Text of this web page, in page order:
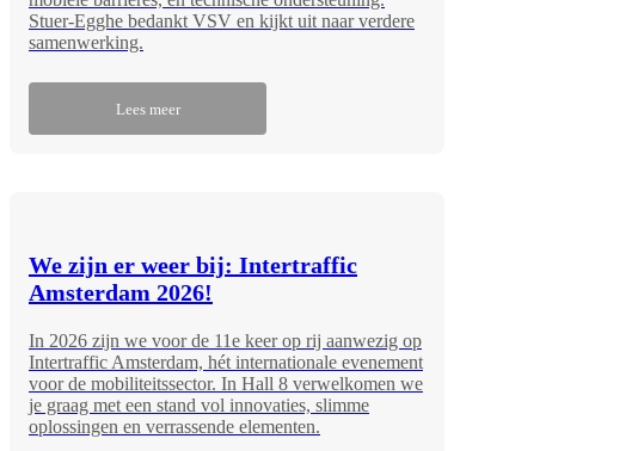
Stuer-Egghe bedankt VSV en kijkt uit naar verdere
samenwerking.
Lees meer
We zijn er weer bij: Intertraffic
Amsterdam 2026!
In 2026 zijn we voor de 11e keer op rij aanwezig op
Intertraffic Amsterdam, hét internationale evenement
voor de mobiliteitssector. In Hall 8 verwelkomen we
je graag met een stand vol innovaties, slimme
oplossingen en verrassende elementen.